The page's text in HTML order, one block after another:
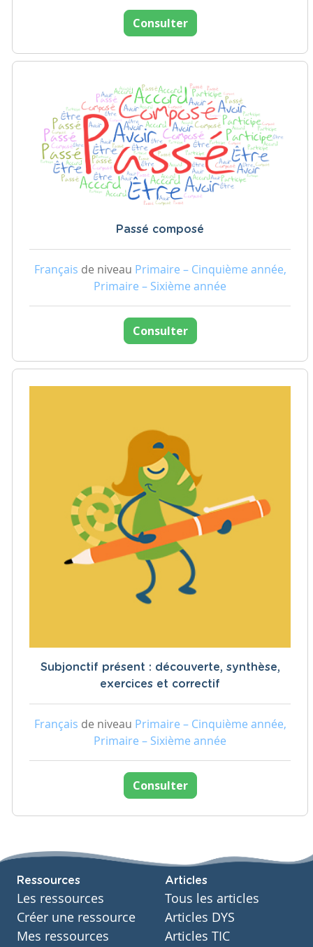
Consulter
Passé composé
Français de niveau Primaire – Cinquième année,
Primaire – Sixième année
Consulter
Subjonctif présent : découverte, synthèse,
exercices et correctif
Français de niveau Primaire – Cinquième année,
Primaire – Sixième année
Consulter
Ressources
Les ressources
Créer une ressource
Mes ressources
Articles
Tous les articles
Articles DYS
Articles TIC